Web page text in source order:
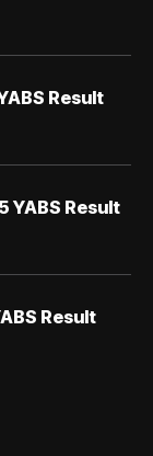
Result
YABS Result
Result